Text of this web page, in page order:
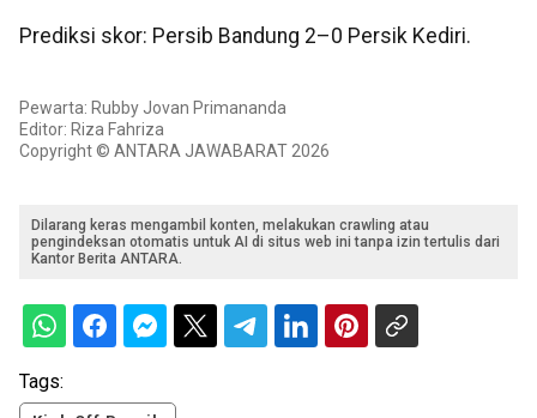
Prediksi skor: Persib Bandung 2–0 Persik Kediri.
Pewarta: Rubby Jovan Primananda
Editor: Riza Fahriza
Copyright © ANTARA JAWABARAT 2026
Dilarang keras mengambil konten, melakukan crawling atau
pengindeksan otomatis untuk AI di situs web ini tanpa izin tertulis dari
Kantor Berita ANTARA.
Tags: